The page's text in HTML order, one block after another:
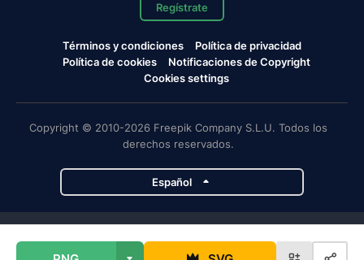
Regístrate
Términos y condiciones
Política de privacidad
Política de cookies
Notificaciones de Copyright
Cookies settings
Copyright © 2010-2026 Freepik Company S.L.U. Todos los
derechos reservados.
Español